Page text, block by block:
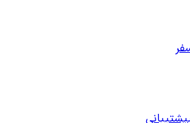
پشتیبانی